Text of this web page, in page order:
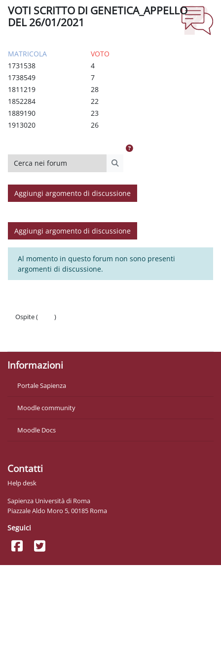
VOTI SCRITTO DI GENETICA_APPELLO
DEL 26/01/2021
MATRICOLA
VOTO
1731538
4
1738549
7
1811219
28
1852284
22
1889190
23
1913020
26
Cerca nei forum
Aggiungi argomento di discussione
Aggiungi argomento di discussione
Al momento in questo forum non sono presenti
argomenti di discussione.
Ospite (
)
Informazioni
Portale Sapienza
Moodle community
Moodle Docs
Contatti
Help desk
Sapienza Università di Roma
Piazzale Aldo Moro 5, 00185 Roma
Seguici